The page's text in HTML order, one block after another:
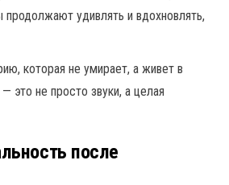
удивлять и вдохновлять,
которая не умирает, а живет в
это не просто звуки, а целая
после